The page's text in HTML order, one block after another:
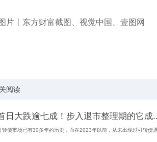
片丨东方财富截图、视觉中国、壹图网
阅读
日大跌逾七成！步入退市整理期的它成
转债市场已有30多年的历史，而在2023年以前，从未出现过可转债